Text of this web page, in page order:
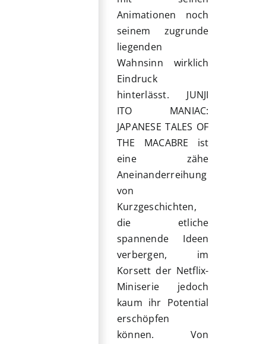
Animationen noch
seinem zugrunde
liegenden
Wahnsinn wirklich
Eindruck
hinterlässt. JUNJI
ITO MANIAC:
JAPANESE TALES OF
THE MACABRE ist
eine zähe
Aneinanderreihung
von
Kurzgeschichten,
die etliche
spannende Ideen
verbergen, im
Korsett der Netflix-
Miniserie jedoch
kaum ihr Potential
erschöpfen
können. Von